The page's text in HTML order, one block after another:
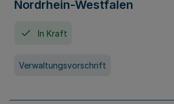
Nordrhein-Westfalen
In Kraft
Verwaltungsvorschrift